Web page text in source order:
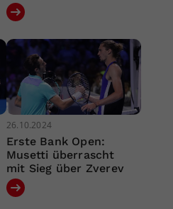
26.10.2024
Erste Bank Open:
Musetti überrascht
mit Sieg über Zverev